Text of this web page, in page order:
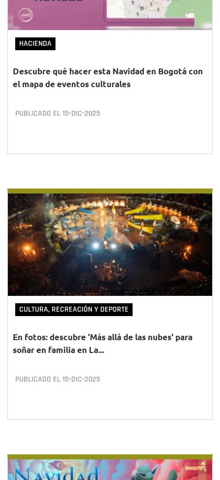
HACIENDA
Descubre qué hacer esta Navidad en Bogotá con
el mapa de eventos culturales
PUBLICADO EL15•DIC•2025
CULTURA, RECREACIÓN Y DEPORTE
En fotos: descubre 'Más allá de las nubes' para
soñar en familia en La...
PUBLICADO EL15•DIC•2025